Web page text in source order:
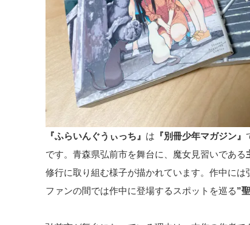
『ふらいんぐうぃっち』 は 『別冊少年マガジン』
です。青森県弘前市を舞台に、魔女見習いである
修行に取り組む様子が描かれています。作中には
ファンの間では作中に登場するスポットを巡る”